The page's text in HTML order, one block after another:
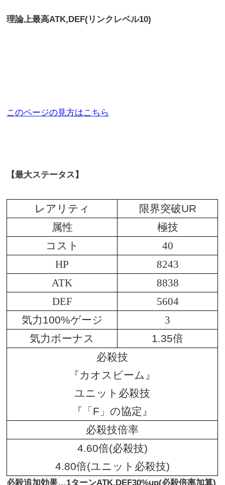
理論上最高ATK,DEF(リンクレベル10)
このページの見方はこちら
【最大ステータス】
レアリティ
限界突破UR
属性
極技
コスト
40
HP
8243
ATK
8838
DEF
5604
気力100%ゲージ
3
気力ボーナス
1.35倍
必殺技
『カオスビーム』
ユニット必殺技
『「F」の協定』
必殺技倍率
4.60倍(必殺技)
4.80倍(ユニット必殺技)
必殺追加効果…1ターンATK,DEF30%up(必殺倍率加算)